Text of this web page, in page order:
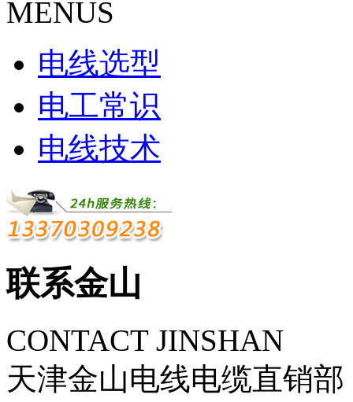
MENUS
电线选型
电工常识
电线技术
联系金山
CONTACT JINSHAN
天津金山电线电缆直销部